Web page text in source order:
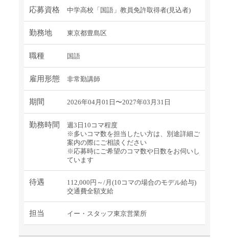
応募資格 中学高校「国語」教員免許取得者(見込者)
勤務地 東京都豊島区
職種 国語
雇用形態 非常勤講師
期間 2026年04月01日〜2027年03月31日
勤務時間
週3日10コマ程度
※多いコマ数を担当したい方は、別途詳細ご
案内の際にご相談ください
※応募時にご希望のコマ数や日数をお伺いし
ています
待遇
112,000円～/月(10コマの場合のモデル給与)
交通費全額支給
担当 イー・スタッフ東京営業所